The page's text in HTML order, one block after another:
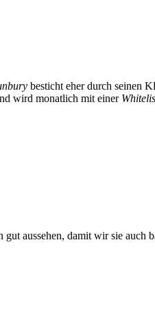
besticht eher durch seinen
wird monatlich mit einer
aussehen, damit wir sie auch